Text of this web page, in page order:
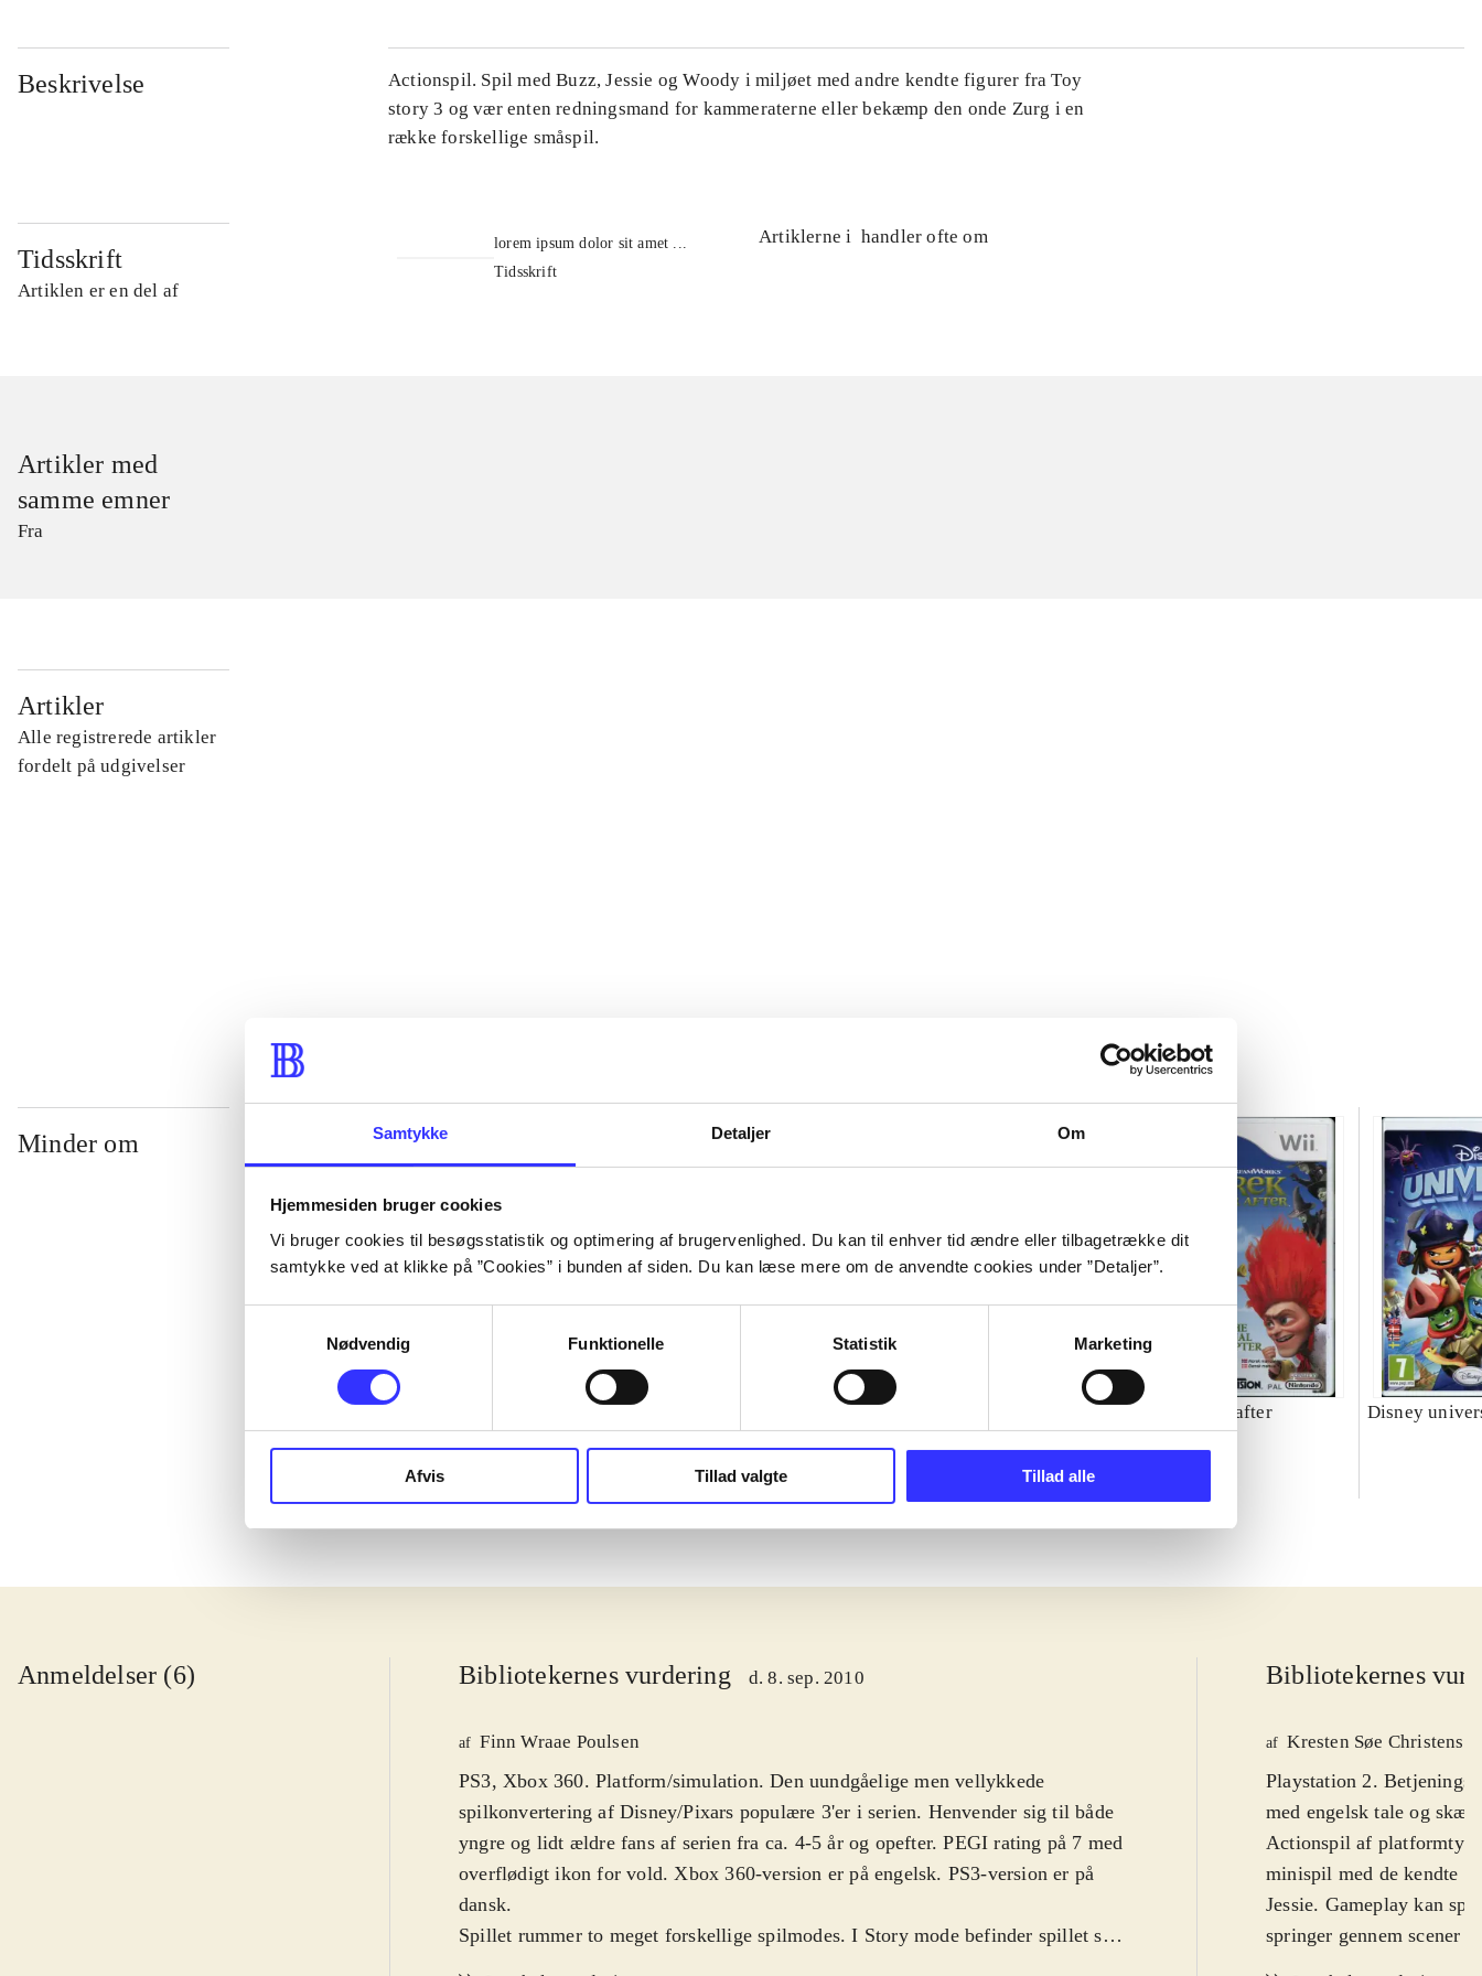
Samtykke Detaljer Om
Hjemmesiden bruger cookies
Vi bruger cookies til besøgsstatistik og optimering af brugervenlighed. Du kan til enhver tid ændre eller tilbagetrække dit
samtykke ved at klikke på ”Cookies” i bunden af siden. Du kan læse mere om de anvendte cookies under ”Detaljer”.
Nødvendig
Funktionelle Statistik Marketing
Afvis Tillad valgte Tillad alle
Beskrivelse
Actionspil. Spil med Buzz, Jessie og Woody i miljøet med andre kendte figurer fra Toy
story 3 og vær enten redningsmand for kammeraterne eller bekæmp den onde Zurg i en
række forskellige småspil.
Tidsskrift
Artiklen er en del af
lorem ipsum dolor sit amet ...
Tidsskrift
Artiklerne i handler ofte om
Artikler med
samme emner
Fra
Artikler
Alle registrerede artikler
fordelt på udgivelser
Minder om
TT Games
Shrek forever after Disney
Anmeldelser (6) Bibliotekernes vurdering d. 8. sep. 2010
af Finn Wraae Poulsen
PS3, Xbox 360. Platform/simulation. Den uundgåelige men vellykkede
spilkonvertering af Disney/Pixars populære 3'er i serien. Henvender sig til både
yngre og lidt ældre fans af serien fra ca. 4-5 år og opefter. PEGI rating på 7 med
overflødigt ikon for vold. Xbox 360-version er på engelsk. PS3-version er på
dansk.
Spillet rummer to meget forskellige spilmodes. I Story mode befinder spillet sig
Bibliotekernes
af Kresten Søe
Playstation 2.
med engelsk tale og
Actionspil af
minispil med de kendte
Jessie. Gameplay kan
springer gennem scener